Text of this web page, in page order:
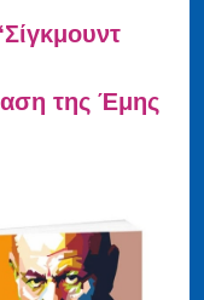
της Έμης